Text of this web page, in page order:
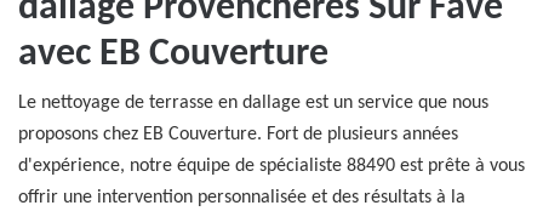
dallage Provencheres Sur Fave
avec EB Couverture
Le nettoyage de terrasse en dallage est un service que nous
proposons chez EB Couverture. Fort de plusieurs années
d'expérience, notre équipe de spécialiste 88490 est prête à vous
offrir une intervention personnalisée et des résultats à la